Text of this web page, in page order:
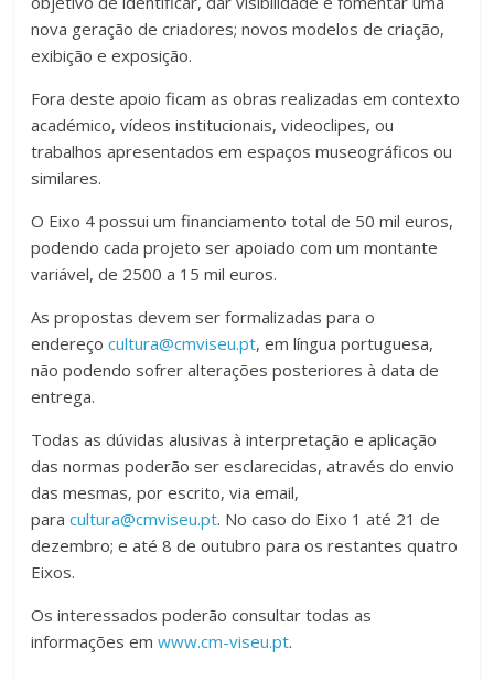
nova geração de criadores; novos modelos de criação,
exibição e exposição.
Fora deste apoio ficam as obras realizadas em contexto
académico, vídeos institucionais, videoclipes, ou
trabalhos apresentados em espaços museográficos ou
similares.
O Eixo 4 possui um financiamento total de 50 mil euros,
podendo cada projeto ser apoiado com um montante
variável, de 2500 a 15 mil euros.
As propostas devem ser formalizadas para o
endereçocultura@cmviseu.pt, em língua portuguesa,
não podendo sofrer alterações posteriores à data de
entrega.
Todas as dúvidas alusivas à interpretação e aplicação
das normas poderão ser esclarecidas, através do envio
das mesmas, por escrito, via email,
paracultura@cmviseu.pt. No caso do Eixo 1 até 21 de
dezembro; e até 8 de outubro para os restantes quatro
Eixos.
Os interessados poderão consultar todas as
informações emwww.cm-viseu.pt.